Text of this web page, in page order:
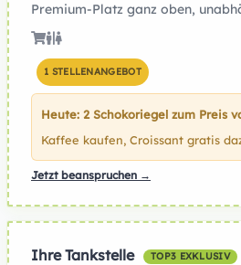
Premium-Platz ganz oben,
1 STELLENANGEBOT
Heute: 2 Schokoriegel zum Preis
Kaffee kaufen, Croissant gratis
Jetzt beanspruchen →
Ihre Tankstelle TOP3 EXKLUSIV